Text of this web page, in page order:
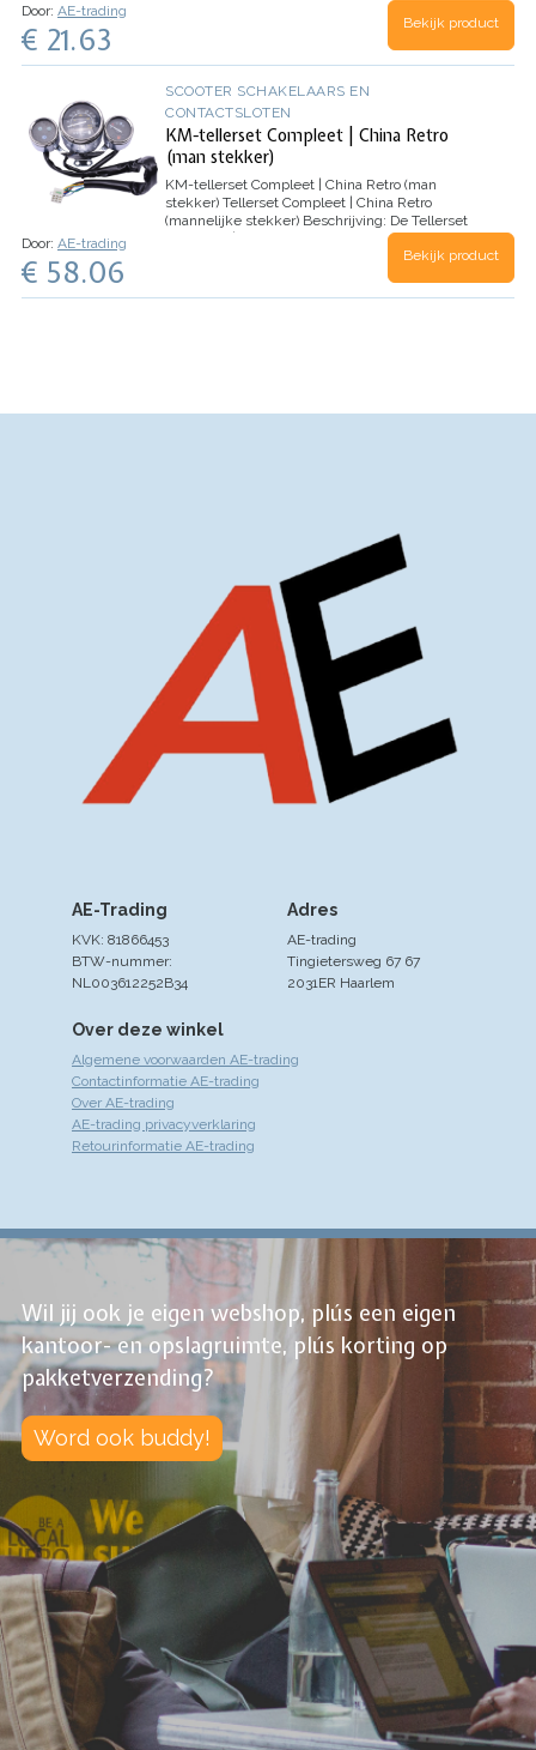
Door: AE-trading
€ 21.63 Bekijk product
SCOOTER SCHAKELAARS EN
CONTACTSLOTEN
KM-tellerset Compleet | China Retro
(man stekker)
KM-tellerset Compleet | China Retro (man
stekker) Tellerset Compleet | China Retro
(mannelijke stekker) Beschrijving: De Tellerset
Compleet | China Retro (mannelijke stekker) is
Door: AE-trading
€ 58.06 Bekijk product
Over deze winkel
Algemene voorwaarden AE-trading
Contactinformatie AE-trading
Over AE-trading
AE-trading privacyverklaring
Retourinformatie AE-trading
Adres
AE-trading
Tingietersweg 67 67
2031ER Haarlem
AE-Trading
KVK: 81866453
BTW-nummer:
NL003612252B34
Wil jij ook je eigen webshop, plús een eigen
kantoor- en opslagruimte, plús korting op
pakketverzending?
Word ook buddy!